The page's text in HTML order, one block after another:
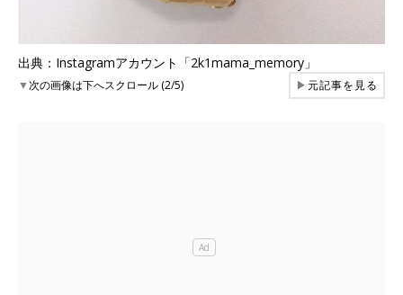
出典：Instagramアカウント「2k1mama_memory」
▼次の画像は下へスクロール (2/5) ▶元記事を見る